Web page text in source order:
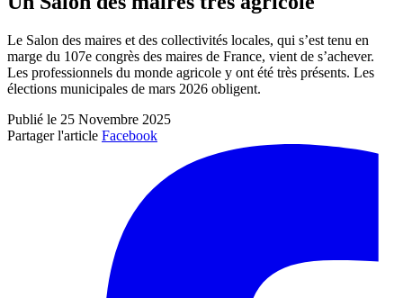
Le Salon des maires et des collectivités locales, qui s’est tenu en
marge du 107e congrès des maires de France, vient de s’achever.
Les professionnels du monde agricole y ont été très présents. Les
élections municipales de mars 2026 obligent.
Publié le 25 Novembre 2025
Partager l'article Facebook